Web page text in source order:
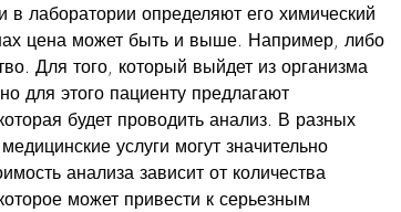
в лаборатории определяют его химический
цена может быть и выше. Например, либо
Для того, который выйдет из организма
для этого пациенту предлагают
будет проводить анализ. В разных
услуги могут значительно
анализа зависит от количества
может привести к серьезным